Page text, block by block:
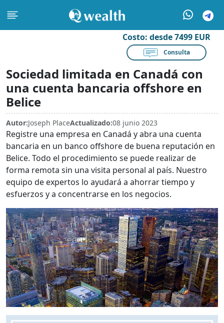
Costo: desde 7499 EUR
Consulta
Sociedad limitada en Canadá con
una cuenta bancaria offshore en
Belice
Autor:Joseph PlaceActualizado:08 junio 2023
Registre una empresa en Canadá y abra una cuenta
bancaria en un banco offshore de buena reputación en
Belice. Todo el procedimiento se puede realizar de
forma remota sin una visita personal al país. Nuestro
equipo de expertos lo ayudará a ahorrar tiempo y
esfuerzos y a concentrarse en los negocios.